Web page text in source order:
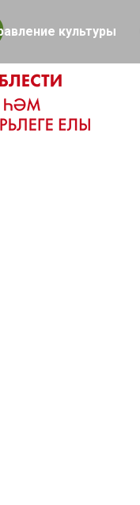
культуры